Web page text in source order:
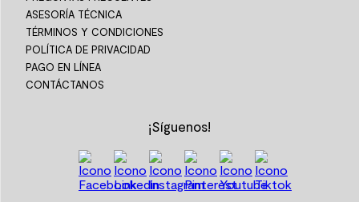
ASESORÍA TÉCNICA
TÉRMINOS Y CONDICIONES
POLÍTICA DE PRIVACIDAD
PAGO EN LÍNEA
CONTÁCTANOS
¡Síguenos!